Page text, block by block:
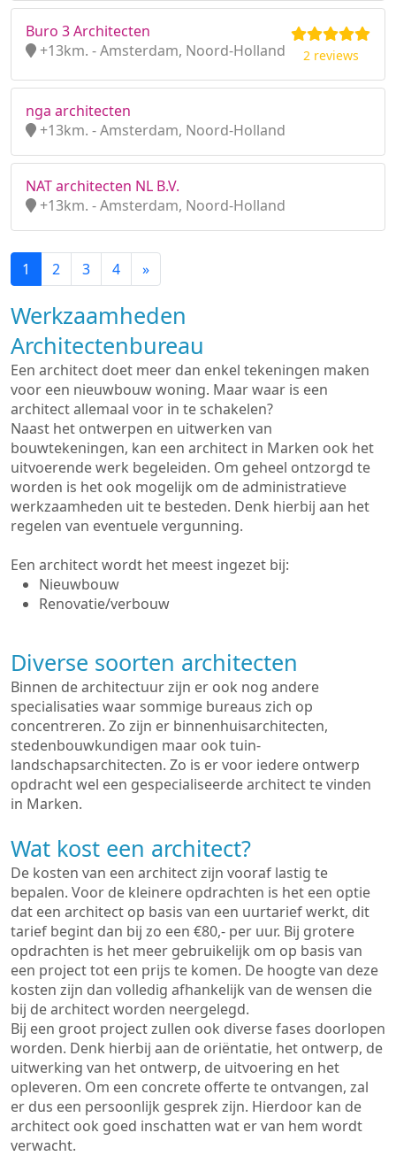
Buro 3 Architecten
+13km. - Amsterdam, Noord-Holland
2 reviews
nga architecten
+13km. - Amsterdam, Noord-Holland
NAT architecten NL B.V.
+13km. - Amsterdam, Noord-Holland
1 2 3 4 »
Werkzaamheden
Architectenbureau
Een architect doet meer dan enkel tekeningen maken
voor een nieuwbouw woning. Maar waar is een
architect allemaal voor in te schakelen?
Naast het ontwerpen en uitwerken van
bouwtekeningen, kan een architect in Marken ook het
uitvoerende werk begeleiden. Om geheel ontzorgd te
worden is het ook mogelijk om de administratieve
werkzaamheden uit te besteden. Denk hierbij aan het
regelen van eventuele vergunning.
Een architect wordt het meest ingezet bij:
Nieuwbouw
Renovatie/verbouw
Diverse soorten architecten
Binnen de architectuur zijn er ook nog andere
specialisaties waar sommige bureaus zich op
concentreren. Zo zijn er binnenhuisarchitecten,
stedenbouwkundigen maar ook tuin-
landschapsarchitecten. Zo is er voor iedere ontwerp
opdracht wel een gespecialiseerde architect te vinden
in Marken.
Wat kost een architect?
De kosten van een architect zijn vooraf lastig te
bepalen. Voor de kleinere opdrachten is het een optie
dat een architect op basis van een uurtarief werkt, dit
tarief begint dan bij zo een €80,- per uur. Bij grotere
opdrachten is het meer gebruikelijk om op basis van
een project tot een prijs te komen. De hoogte van deze
kosten zijn dan volledig afhankelijk van de wensen die
bij de architect worden neergelegd.
Bij een groot project zullen ook diverse fases doorlopen
worden. Denk hierbij aan de oriëntatie, het ontwerp, de
uitwerking van het ontwerp, de uitvoering en het
opleveren. Om een concrete offerte te ontvangen, zal
er dus een persoonlijk gesprek zijn. Hierdoor kan de
architect ook goed inschatten wat er van hem wordt
verwacht.